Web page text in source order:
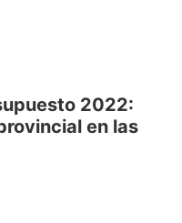
2022:
en las